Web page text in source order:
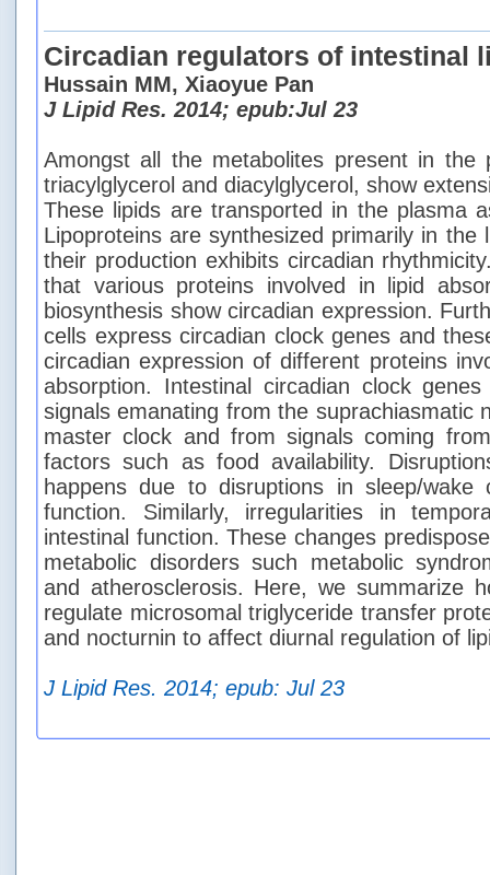
Circadian regulators of intestinal
Hussain MM, Xiaoyue Pan
J Lipid Res. 2014; epub:Jul 23
Amongst all the metabolites present in the
triacylglycerol and diacylglycerol, show
These lipids are transported in the plasma
Lipoproteins are synthesized primarily in the
their production exhibits circadian
that various proteins involved in lipid
biosynthesis show circadian expression.
cells express circadian clock genes and
circadian expression of different proteins
absorption. Intestinal circadian clock
signals emanating from the suprachiasmatic
master clock and from signals coming
factors such as food availability.
happens due to disruptions in sleep/wake
function. Similarly, irregularities in
intestinal function. These changes
metabolic disorders such metabolic
and atherosclerosis. Here, we summarize
regulate microsomal triglyceride transfer
and nocturnin to affect diurnal regulation of
J Lipid Res. 2014; epub: Jul 23